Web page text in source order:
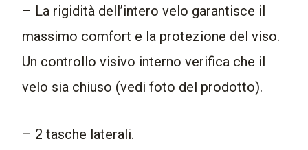
– La rigidità dell’intero velo garantisce il
massimo comfort e la protezione del viso.
Un controllo visivo interno verifica che il
velo sia chiuso (vedi foto del prodotto).
– 2 tasche laterali.